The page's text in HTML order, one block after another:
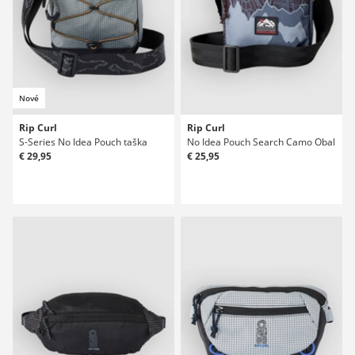
Nové
Rip Curl
S-Series No Idea Pouch taška
€ 29,95
Rip Curl
No Idea Pouch Search Camo Obal
€ 25,95